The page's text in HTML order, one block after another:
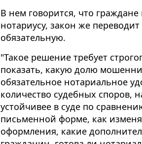
В нем говорится, что граждане
нотариусу, закон же
обязательную.
"Такое решение требует
показать, какую долю
обязательное нотариальное
количество судебных споров,
устойчивее в суде по
письменной форме, как
оформления, какие